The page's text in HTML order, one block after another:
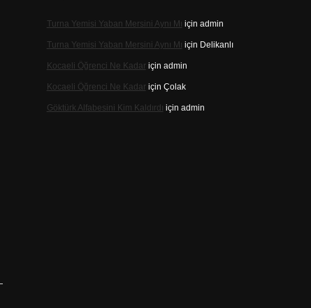
Turna Yemisi Yaban Mersini Aynı Mı için admin
Turna Yemisi Yaban Mersini Aynı Mı için Delikanlı
Kocaeli Öğrenci Ne Kadariçin admin
Kocaeli Öğrenci Ne Kadariçin Çolak
Göktürk Alfabesini Kim Kaldırdı için admin